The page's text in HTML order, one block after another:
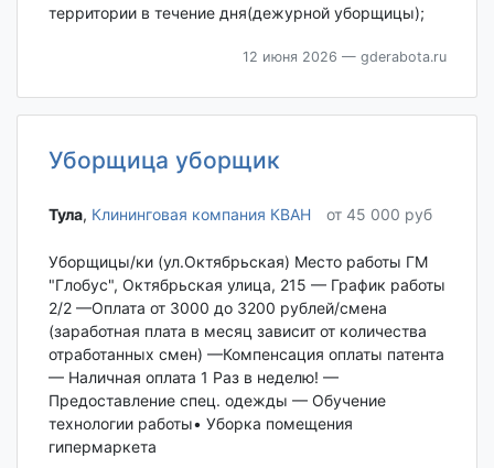
территории в течение дня(дежурной уборщицы);
12 июня 2026 — gderabota.ru
Уборщица уборщик
Тула‎, Клининговая компания КВАН от 45 000 руб
Уборщицы/ки (ул.Октябрьская) Место работы ГМ
"Глобус", ​Октябрьская улица, 215 — График работы
2/2 —Оплата от 3000 до 3200 рублей/смена
(заработная плата в месяц зависит от количества
отработанных смен) —Компенсация оплаты патента
— Наличная оплата 1 Раз в неделю! —
Предоставление спец. одежды — Обучение
технологии работы• Уборка помещения
гипермаркета